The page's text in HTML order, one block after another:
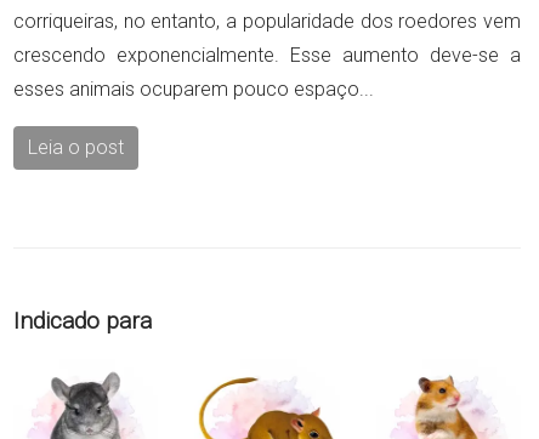
corriqueiras, no entanto, a popularidade dos roedores vem
crescendo exponencialmente. Esse aumento deve-se a
esses animais ocuparem pouco espaço...
Leia o post
Indicado para